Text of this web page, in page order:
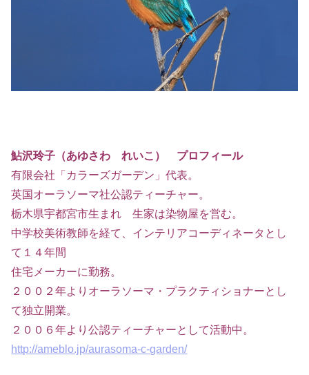
鮎沢玲子（あゆさわ れいこ） プロフィール
有限会社「カラーズガーデン」代表。
英国オーラソーマ社公認ティーチャー。
栃木県宇都宮市生まれ 生家は染物屋を営む。
中学校美術教師を経て、インテリアコーディネータとし
て１４年間
住宅メーカーに勤務。
２００２年よりオーラソーマ・プラクティショナーとし
て独立開業。
２００６年より公認ティーチャーとして活動中。
http://ameblo.jp/aurasoma-c-garden/